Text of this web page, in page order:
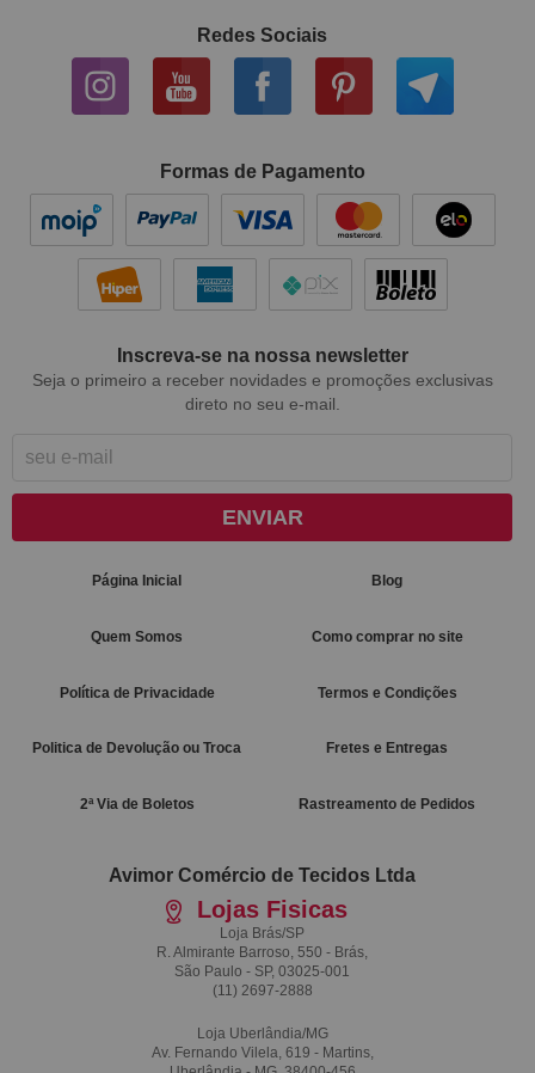
Redes Sociais
Formas de Pagamento
Inscreva-se na nossa newsletter
Seja o primeiro a receber novidades e promoções exclusivas
direto no seu e-mail.
ENVIAR
Página Inicial Blog
Quem Somos Como comprar no site
Política de Privacidade Termos e Condições
Politica de Devolução ou Troca Fretes e Entregas
2ª Via de Boletos Rastreamento de Pedidos
Avimor Comércio de Tecidos Ltda
Lojas Fisicas
Loja Brás/SP
R. Almirante Barroso, 550 - Brás,
São Paulo - SP, 03025-001
(11) 2697-2888
Loja Uberlândia/MG
Av. Fernando Vilela, 619 - Martins,